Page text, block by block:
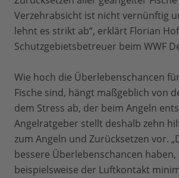
Verzehrabsicht ist nicht vernünftig
lehnt es strikt ab“, erklärt Florian
Schutzgebietsbetreuer beim WWF
Wie hoch die Überlebenschancen
Fische sind, hängt maßgeblich von
dem Stress ab, der beim Angeln
Angelratgeber stellt deshalb zehn
zum Angeln und Zurücksetzen vor.
bessere Überlebenschancen haben,
beispielsweise der Luftkontakt